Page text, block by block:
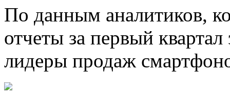
По данным аналитиков,
отчеты за первый
лидеры продаж